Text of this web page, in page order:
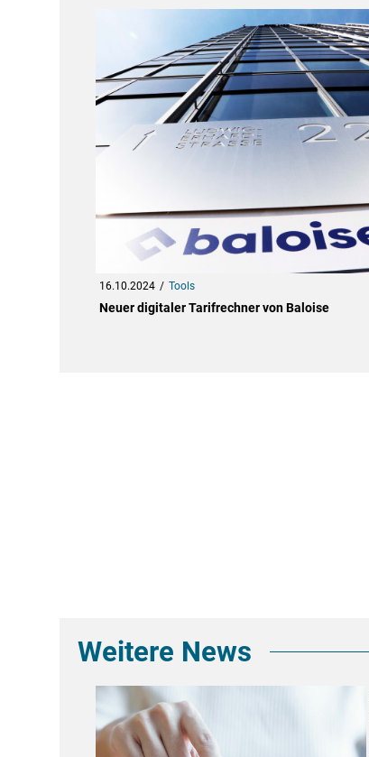
16.10.2024 Tools
Neuer digitaler Tarifrechner von Baloise
Weitere News